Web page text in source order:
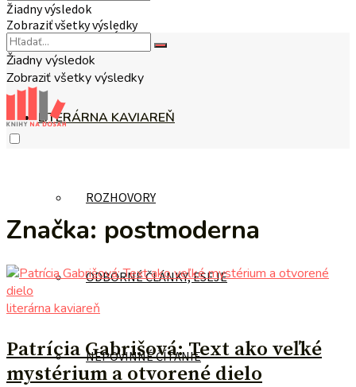
NA TÉMU
LITERÁRNA KAVIAREŇ
ROZHOVORY
ODBORNÉ ČLÁNKY, ESEJE
NEPOVINNÉ ČÍTANIE
Žiadny výsledok
Zobraziť všetky výsledky
Žiadny výsledok
Zobraziť všetky výsledky
Značka: postmoderna
literárna kaviareň
Patrícia Gabrišová: Text ako veľké
mystérium a otvorené dielo